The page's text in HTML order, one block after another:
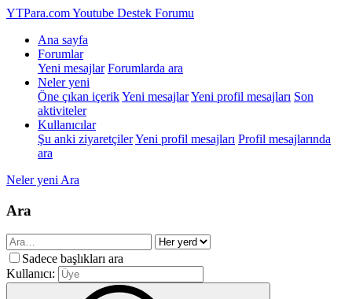
YTPara.comYoutube Destek Forumu
Ana sayfa
Forumlar
Yeni mesajlar Forumlarda ara
Neler yeni
Öne çıkan içerikYeni mesajlarYeni profil mesajları Son
aktiviteler
Kullanıcılar
Şu anki ziyaretçilerYeni profil mesajları Profil mesajlarında
ara
Neler yeni Ara
Ara
Sadece başlıkları ara
Kullanıcı: